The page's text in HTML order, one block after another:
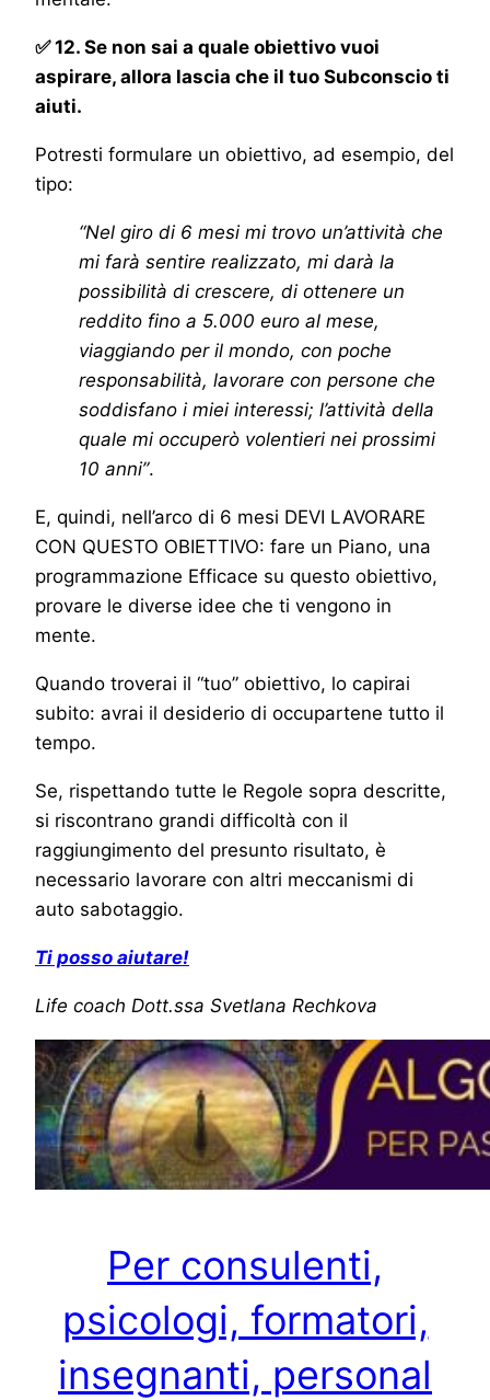
✅ 12. Se non sai a quale obiettivo vuoi
aspirare, allora lascia che il tuo Subconscio ti
aiuti.
Potresti formulare un obiettivo, ad esempio, del
tipo:
“Nel giro di 6 mesi mi trovo un’attività che
mi farà sentire realizzato, mi darà la
possibilità di crescere, di ottenere un
reddito fino a 5.000 euro al mese,
viaggiando per il mondo, con poche
responsabilità, lavorare con persone che
soddisfano i miei interessi; l’attività della
quale mi occuperò volentieri nei prossimi
10 anni”.
E, quindi, nell’arco di 6 mesi DEVI LAVORARE
CON QUESTO OBIETTIVO: fare un Piano, una
programmazione Efficace su questo obiettivo,
provare le diverse idee che ti vengono in
mente.
Quando troverai il “tuo” obiettivo, lo capirai
subito: avrai il desiderio di occupartene tutto il
tempo.
Se, rispettando tutte le Regole sopra descritte,
si riscontrano grandi difficoltà con il
raggiungimento del presunto risultato, è
necessario lavorare con altri meccanismi di
auto sabotaggio.
Ti posso aiutare!
Life coach Dott.ssa Svetlana Rechkova
Per consulenti,
psicologi, formatori,
insegnanti, personal